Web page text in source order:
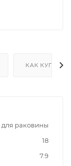
КАК КУПИТЬ
для раковины
18
7.9